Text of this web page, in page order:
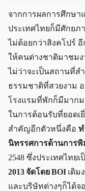
จากการผลการศึกษ
ประเทศไทยก็มีศักย
ไม่ด้อยกว่าสิงคโปร์
ให้คนต่างชาติมาชม
ไม่ว่าจะเป็นสถานที่ส
ธรรมชาติที่สวยงาม
โรงแรมที่พักก็มีมาก
ในการต้อนรับที่ยอดเ
สำคัญอีกตัวหนึ่งคือ ท
นิทรรศการด้านการ
2548 ซึ่งประเทศไทย
2013 จัดโดย BOI เดิม
และบริษัทต่างๆก็ได้